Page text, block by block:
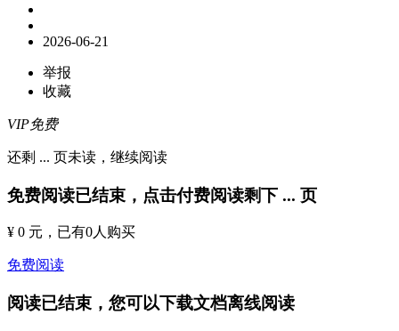
2026-06-21
举报
收藏
VIP免费
还剩 ... 页未读， 继续阅读
免费阅读已结束，点击付费阅读剩下 ... 页
¥ 0 元 ，已有0人购买
免费阅读
阅读已结束，您可以下载文档离线阅读